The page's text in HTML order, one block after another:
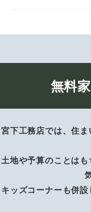
無料
宮下工務店では、住
土地や予算のことは
キッズコーナーも併